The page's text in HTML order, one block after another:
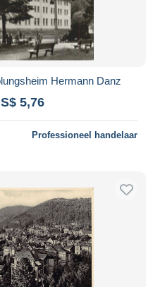
Hermann Danz
5,76
Professioneel handelaar